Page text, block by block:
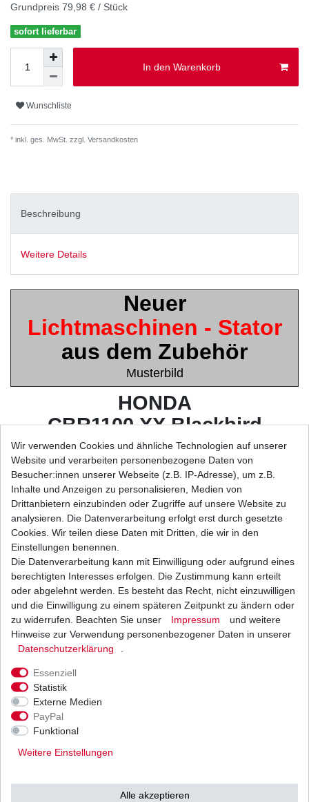
Grundpreis 79,98 € / Stück
sofort lieferbar
In den Warenkorb
Wunschliste
* inkl. ges. MwSt. zzgl. Versandkosten
Beschreibung
Weitere Details
Neuer
Lichtmaschinen - Stator
aus dem Zubehör
Musterbild
HONDA
CBR1100 XX Blackbird
Fuel Injection
Typ: SC35
Baujahr: 1999-2008
Um eine schnelle und zügige Auslieferung zu garantieren,
werden Lichtmaschinen
je nach Produktion in verschiedenen Farbdesigns
ausgeliefert.
Es kann gelegentlich vorkommen, dass Sie Ihre originale
Gummidichtung an dem
Zubehörteil verwenden müssen, oder die Steckverbindung
noch montieren müssen,
was durch wenig Aufwand schnell erledigt ist - eine
ausführliche Beschreibung
finden Sie auf dieser Seite weiter unten.
Zubehörstator kann ggü. dem Original in Form, Grösse und
abweichen, jedoch Montage und Funktionsweise bleiben
zu Ausführungen machen
vorliegen kann.
Wir verwenden Cookies und ähnliche Technologien auf unserer
Website und verarbeiten personenbezogene Daten von
Besucher:innen unserer Webseite (z.B. IP-Adresse), um z.B.
Inhalte und Anzeigen zu personalisieren, Medien von
Drittanbietern einzubinden oder Zugriffe auf unsere Website zu
analysieren. Die Datenverarbeitung erfolgt erst durch gesetzte
Cookies. Wir teilen diese Daten mit Dritten, die wir in den
Einstellungen benennen.
Die Datenverarbeitung kann mit Einwilligung oder aufgrund eines
berechtigten Interesses erfolgen. Die Zustimmung kann erteilt
oder abgelehnt werden. Es besteht das Recht, nicht einzuwilligen
und die Einwilligung zu einem späteren Zeitpunkt zu ändern oder
zu widerrufen. Beachten Sie unser
Impressum
und weitere
Hinweise zur Verwendung personenbezogener Daten in unserer
Daten­schutz­erklärung
Essenziell
Statistik
Externe Medien
PayPal
Funktional
Weitere Einstellungen
Alle akzeptieren